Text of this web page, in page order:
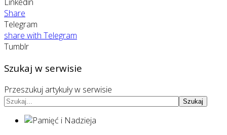
Share
Telegram
share with Telegram
Tumblr
Szukaj w serwisie
Przeszukuj artykuły w serwisie
Szukaj